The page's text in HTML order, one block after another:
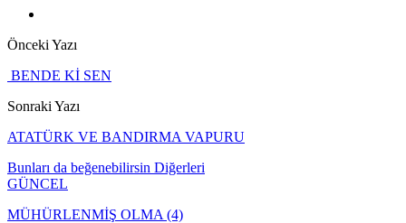
Önceki Yazı
BENDE Kİ SEN
Sonraki Yazı
ATATÜRK VE BANDIRMA VAPURU
Bunları da beğenebilirsin Diğerleri
GÜNCEL
MÜHÜRLENMİŞ OLMA (4)